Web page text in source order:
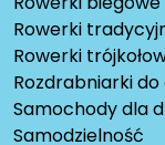
Rowerki
Rowerki
Rozdrabniarki do
Samochody dla
Samodzielność